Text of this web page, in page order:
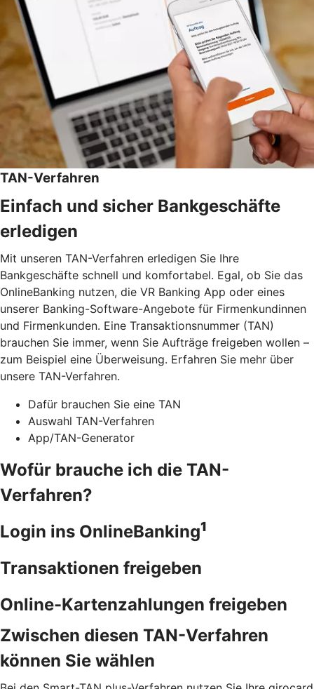
TAN-Verfahren
Einfach und sicher Bankgeschäfte
erledigen
Mit unseren TAN-Verfahren erledigen Sie Ihre
Bankgeschäfte schnell und komfortabel. Egal, ob Sie das
OnlineBanking nutzen, die VR Banking App oder eines
unserer Banking-Software-Angebote für Firmenkundinnen
und Firmenkunden. Eine Transaktionsnummer (TAN)
brauchen Sie immer, wenn Sie Aufträge freigeben wollen –
zum Beispiel eine Überweisung. Erfahren Sie mehr über
unsere TAN-Verfahren.
Dafür brauchen Sie eine TAN
Auswahl TAN-Verfahren
App/TAN-Generator
Wofür brauche ich die TAN-
Verfahren?
Login ins OnlineBanking1
Transaktionen freigeben
Online-Kartenzahlungen freigeben
Zwischen diesen TAN-Verfahren
können Sie wählen